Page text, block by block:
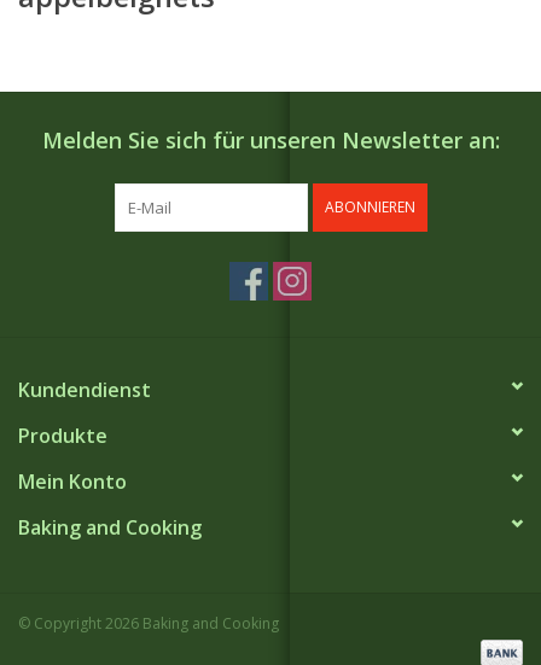
Melden Sie sich für unseren Newsletter an:
ABONNIEREN
Kundendienst
Produkte
Mein Konto
Baking and Cooking
© Copyright 2026 Baking and Cooking